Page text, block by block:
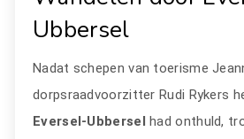
Ubbersel
Nadat schepen van toerisme
dorpsraadvoorzitter Rudi Rykers
Eversel-Ubbersel had onthuld,